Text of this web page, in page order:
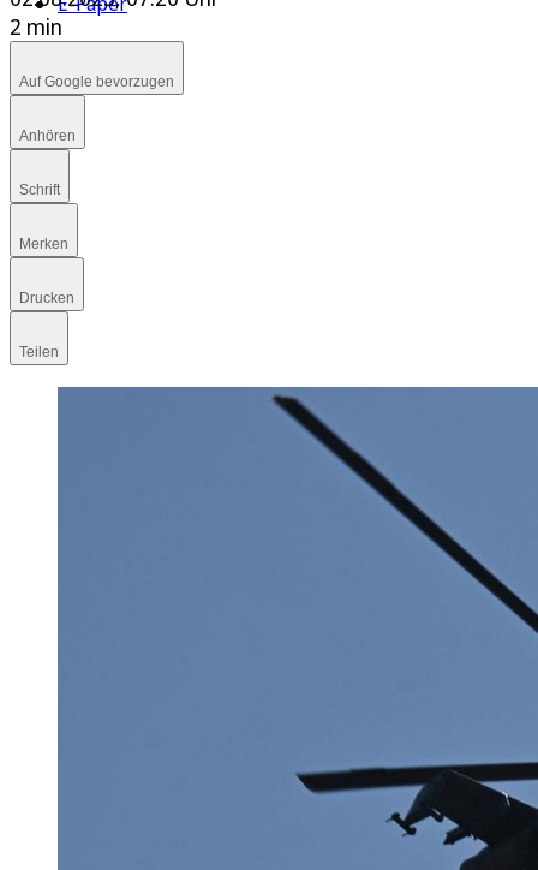
2 min
Auf Google bevorzugen
Anhören
Schrift
Merken
Drucken
Teilen